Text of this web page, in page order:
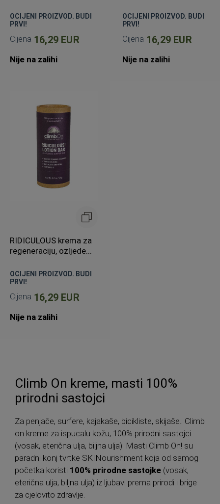
OCIJENI PROIZVOD. BUDI
PRVI!
Cijena 16,29 EUR
Nije na zalihi
OCIJENI PROIZVOD. BUDI
PRVI!
Cijena 16,29 EUR
Nije na zalihi
RIDICULOUS krema za
regeneraciju, ozljede...
OCIJENI PROIZVOD. BUDI
PRVI!
Cijena 16,29 EUR
Nije na zalihi
Climb On kreme, masti 100%
prirodni sastojci
Za penjače, surfere, kajakaše, bicikliste, skijaše.. Climb
on kreme za ispucalu kožu, 100% prirodni sastojci
(vosak, eterična ulja, biljna ulja). Masti Climb On! su
paradni konj tvrtke SKINourishment koja od samog
početka koristi 100% prirodne sastojke (vosak,
eterična ulja, biljna ulja) iz ljubavi prema prirodi i brige
za cjelovito zdravlje.